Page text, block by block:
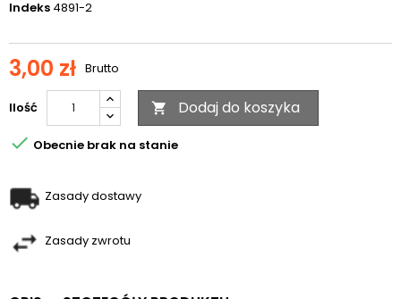
Indeks 4891-2
3,00 zł Brutto
Ilość  Dodaj do koszyka
 Obecnie brak na stanie
Zasady dostawy
Zasady zwrotu